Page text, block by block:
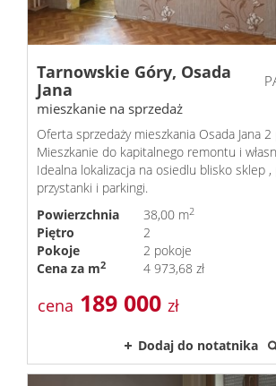
Tarnowskie Góry, Osada
Jana
mieszkanie na sprzedaż
Oferta sprzedaży mieszkania Osada Jana
Mieszkanie do kapitalnego remontu i
Idealna lokalizacja na osiedlu blisko sklep ,
przystanki i parkingi.
Powierzchnia
38,00 m2
Piętro
2
Pokoje
2 pokoje
Cena za m2 4 973,68 zł
cena 189 000 zł
Dodaj do notatnika